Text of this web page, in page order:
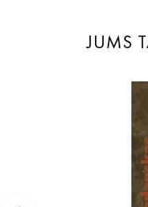
JUMS